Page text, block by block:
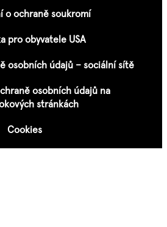
o ochraně soukromí
pro obyvatele USA
osobních údajů – sociální sítě
osobních údajů na
stránkách
Cookies